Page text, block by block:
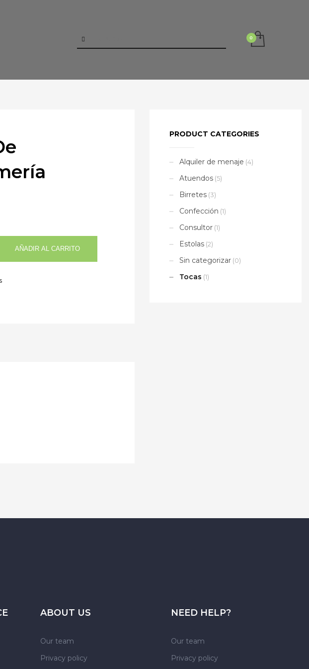
AÑADIR AL CARRITO
PRODUCT CATEGORIES
Alquiler de menaje (4)
Atuendos (5)
Birretes (3)
Confección (1)
Consultor (1)
Estolas (2)
Sin categorizar (0)
Tocas (1)
ABOUT US
Our team
Privacy policy
NEED HELP?
Our team
Privacy policy